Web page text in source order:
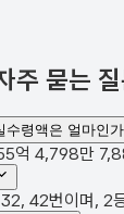
주 묻는
수령액은 얼마인
억 4,798만
42번이며, 2